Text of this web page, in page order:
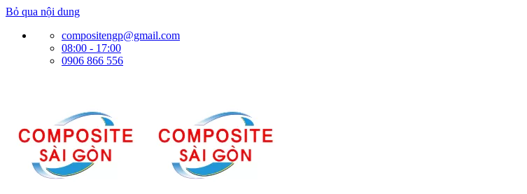
Bỏ qua nội dung
compositengp@gmail.com
08:00 - 17:00
0906 866 556